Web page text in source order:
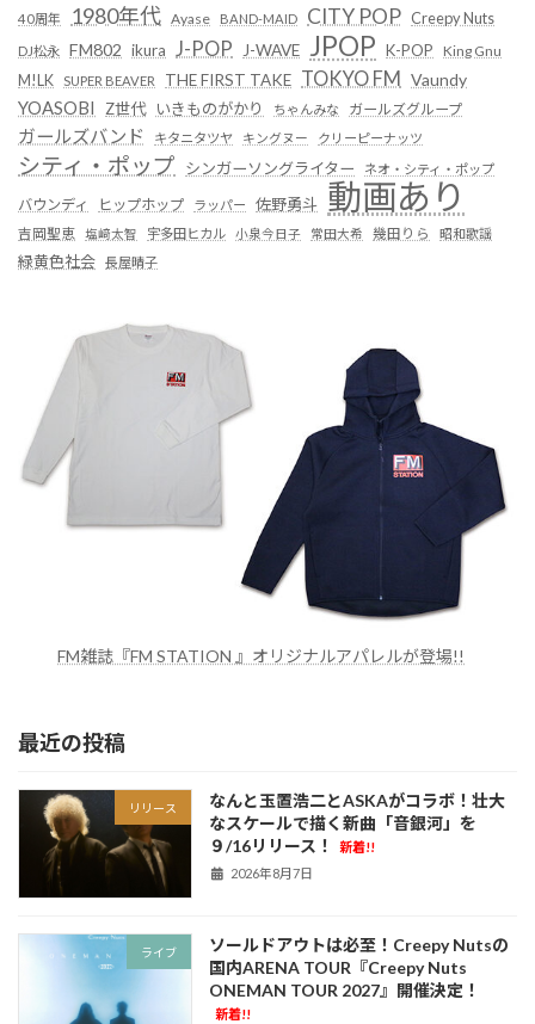
40周年 1980年代 Ayase BAND-MAID CITY POP Creepy Nuts
DJ松永 FM802 ikura J-POP J-WAVE JPOP K-POP
King Gnu
M!LK
SUPER BEAVER THE FIRST TAKE TOKYO FM Vaundy
YOASOBI Z世代 いきものがかり ちゃんみな ガールズグループ
ガールズバンド キタニタツヤ キングヌー クリーピーナッツ
シティ・ポップ シンガーソングライター ネオ・シティ・ポップ
バウンディ ヒップホップ ラッパー 佐野勇斗 動画あり
吉岡聖恵 塩﨑太智 宇多田ヒカル 小泉今日子 常田大希 幾田りら 昭和歌謡
緑黄色社会 長屋晴子
FM雑誌『FM STATION 』オリジナルアパレルが登場!!
最近の投稿
リリース
なんと玉置浩二とASKAがコラボ！壮大
なスケールで描く新曲「音銀河」を
９/16リリース！
新着!!
2026年8月7日
ライブ
ソールドアウトは必至！Creepy Nutsの
国内ARENA TOUR『Creepy Nuts
ONEMAN TOUR 2027』開催決定！
新着!!